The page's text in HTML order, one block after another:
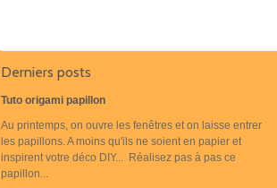
Derniers posts
Tuto origami papillon
Au printemps, on ouvre les fenêtres et on laisse entrer
les papillons. A moins qu'ils ne soient en papier et
inspirent votre déco DIY... Réalisez pas à pas ce
papillon...